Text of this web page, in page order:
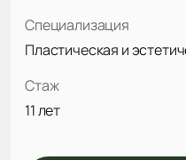
Специализация
Пластическая и
Стаж
11 лет